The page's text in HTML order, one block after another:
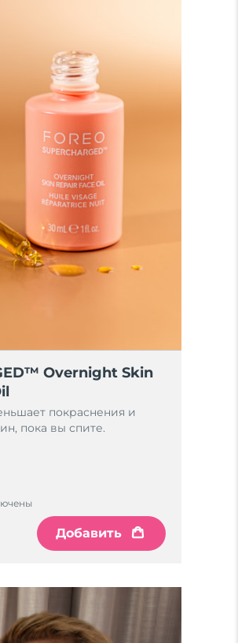
Overnight Skin
покраснения и
пока вы спите.
Добавить